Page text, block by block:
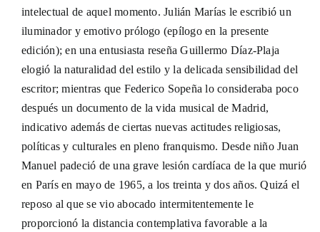
intelectual de aquel momento. Julián Marías le escribió un
iluminador y emotivo prólogo (epílogo en la presente
edición); en una entusiasta reseña Guillermo Díaz-Plaja
elogió la naturalidad del estilo y la delicada sensibilidad del
escritor; mientras que Federico Sopeña lo consideraba poco
después un documento de la vida musical de Madrid,
indicativo además de ciertas nuevas actitudes religiosas,
políticas y culturales en pleno franquismo. Desde niño Juan
Manuel padeció de una grave lesión cardíaca de la que murió
en París en mayo de 1965, a los treinta y dos años. Quizá el
reposo al que se vio abocado intermitentemente le
proporcionó la distancia contemplativa favorable a la